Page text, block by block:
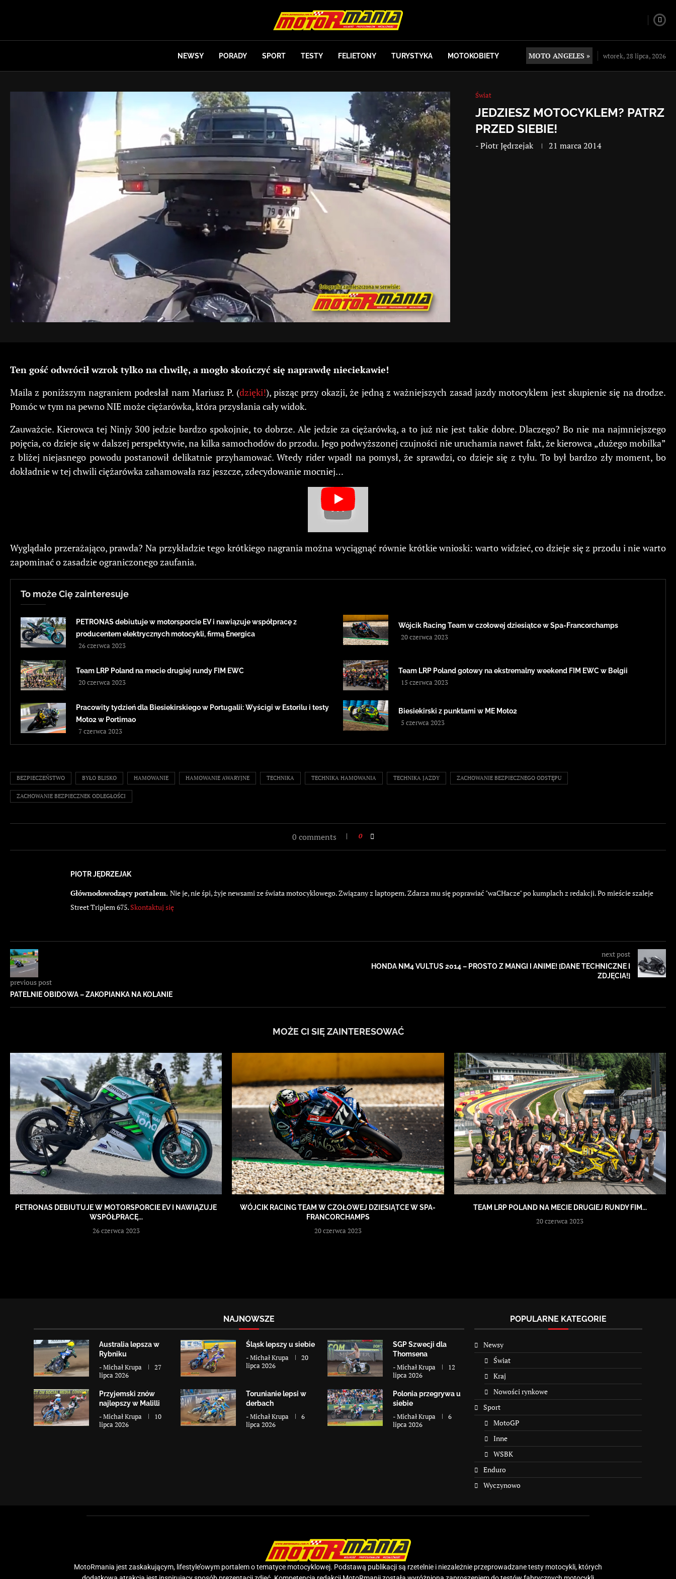
NEWSY PORADY SPORT TESTY FELIETONY TURYSTYKA MOTOKOBIETY MOTO ANGELES » wtorek, 28 lipca, 2026
Świat
JEDZIESZ MOTOCYKLEM? PATRZ
PRZED SIEBIE!
-Piotr Jędrzejak 21 marca 2014
Ten gość odwrócił wzrok tylko na chwilę, a mogło skończyć się naprawdę nieciekawie!
Maila z poniższym nagraniem podesłał nam Mariusz P. (dzięki!), pisząc przy okazji, że jedną z ważniejszych zasad jazdy motocyklem jest skupienie się na drodze.
Pomóc w tym na pewno NIE może ciężarówka, która przysłania cały widok.
Zauważcie. Kierowca tej Ninjy 300 jedzie bardzo spokojnie, to dobrze. Ale jedzie za ciężarówką, a to już nie jest takie dobre. Dlaczego? Bo nie ma najmniejszego
pojęcia, co dzieje się w dalszej perspektywie, na kilka samochodów do przodu. Jego podwyższonej czujności nie uruchamia nawet fakt, że kierowca „dużego mobilka”
z bliżej niejasnego powodu postanowił delikatnie przyhamować. Wtedy rider wpadł na pomysł, że sprawdzi, co dzieje się z tyłu. To był bardzo zły moment, bo
dokładnie w tej chwili ciężarówka zahamowała raz jeszcze, zdecydowanie mocniej…
Wyglądało przerażająco, prawda? Na przykładzie tego krótkiego nagrania można wyciągnąć równie krótkie wnioski: warto widzieć, co dzieje się z przodu i nie warto
zapominać o zasadzie ograniczonego zaufania.
To może Cię zainteresuje
PETRONAS debiutuje w motorsporcie EV i nawiązuje współpracę z
producentem elektrycznych motocykli, firmą Energica
26 czerwca 2023
Wójcik Racing Team w czołowej dziesiątce w Spa-Francorchamps
20 czerwca 2023
Team LRP Poland na mecie drugiej rundy FIM EWC
20 czerwca 2023
Team LRP Poland gotowy na ekstremalny weekend FIM EWC w Belgii
15 czerwca 2023
Pracowity tydzień dla Biesiekirskiego w Portugalii: Wyścigi w Estorilu i testy
Moto2 w Portimao
7 czerwca 2023
Biesiekirski z punktami w ME Moto2
5 czerwca 2023
BEZPIECZEŃSTWO BYŁO BLISKO HAMOWANIE HAMOWANIE AWARYJNE TECHNIKA TECHNIKA HAMOWANIA TECHNIKA JAZDY ZACHOWANIE BEZPIECZNEGO ODSTĘPU
ZACHOWANIE BEZPIECZNEK ODLEGŁOŚCI
0 comments 0
PIOTR JĘDRZEJAK
Głównodowodzący portalem. Nie je, nie śpi, żyje newsami ze świata motocyklowego. Związany z laptopem. Zdarza mu się poprawiać "waCHacze" po kumplach z redakcji. Po mieście szaleje
Street Triplem 675. Skontaktuj się
previous post
PATELNIE OBIDOWA – ZAKOPIANKA NA KOLANIE
next post
HONDA NM4 VULTUS 2014 – PROSTO Z MANGI I ANIME! [DANE TECHNICZNE I
ZDJĘCIA!]
MOŻE CI SIĘ ZAINTERESOWAĆ
PETRONAS DEBIUTUJE W MOTORSPORCIE EV I NAWIĄZUJE
WSPÓŁPRACĘ...
26 czerwca 2023
WÓJCIK RACING TEAM W CZOŁOWEJ DZIESIĄTCE W SPA-
FRANCORCHAMPS
20 czerwca 2023
TEAM LRP POLAND NA MECIE DRUGIEJ RUNDY FIM...
20 czerwca 2023
NAJNOWSZE
Australia lepsza w
Rybniku
-Michał Krupa
27
lipca 2026
Śląsk lepszy u siebie
-Michał Krupa
20
lipca 2026
SGP Szwecji dla
Thomsena
-Michał Krupa
12
lipca 2026
Przyjemski znów
najlepszy w Malilli
-Michał Krupa
10
lipca 2026
Torunianie lepsi w
derbach
-Michał Krupa
6
lipca 2026
Polonia przegrywa u
siebie
-Michał Krupa
6
lipca 2026
POPULARNE KATEGORIE
Newsy
Świat
Kraj
Nowości rynkowe
Sport
MotoGP
Inne
WSBK
Enduro
Wyczynowo
MotoRmania jest zaskakującym, lifestyle’owym portalem o tematyce motocyklowej. Podstawą publikacji są rzetelnie i niezależnie przeprowadzane testy motocykli, których